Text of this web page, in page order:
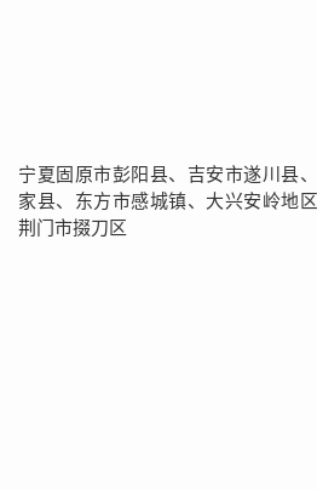
宁夏固原市彭阳县、吉安市遂川县
家县、东方市感城镇、大兴安岭地
荆门市掇刀区